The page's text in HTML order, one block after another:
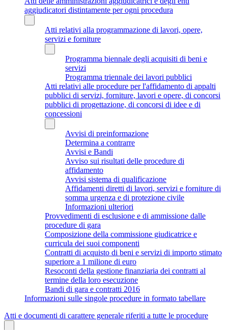
aggiudicatori distintamente per ogni procedura
Atti relativi alla programmazione di lavori, opere,
servizi e forniture
Programma biennale degli acquisiti di beni e
servizi
Programma triennale dei lavori pubblici
Atti relativi alle procedure per l'affidamento di appalti
pubblici di servizi, forniture, lavori e opere, di concorsi
pubblici di progettazione, di concorsi di idee e di
concessioni
Avvisi di preinformazione
Determina a contrarre
Avvisi e Bandi
Avviso sui risultati delle procedure di
affidamento
Avvisi sistema di qualificazione
Affidamenti diretti di lavori, servizi e forniture di
somma urgenza e di protezione civile
Informazioni ulteriori
Provvedimenti di esclusione e di ammissione dalle
procedure di gara
Composizione della commissione giudicatrice e
curricula dei suoi componenti
Contratti di acquisto di beni e servizi di importo stimato
superiore a 1 milione di euro
Resoconti della gestione finanziaria dei contratti al
termine della loro esecuzione
Bandi di gara e contratti 2016
Informazioni sulle singole procedure in formato tabellare
Atti e documenti di carattere generale riferiti a tutte le procedure